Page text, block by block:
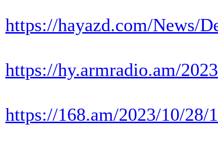
https://hayazd.com/News/
https://hy.armradio.am/
https://168.am/2023/10/28/